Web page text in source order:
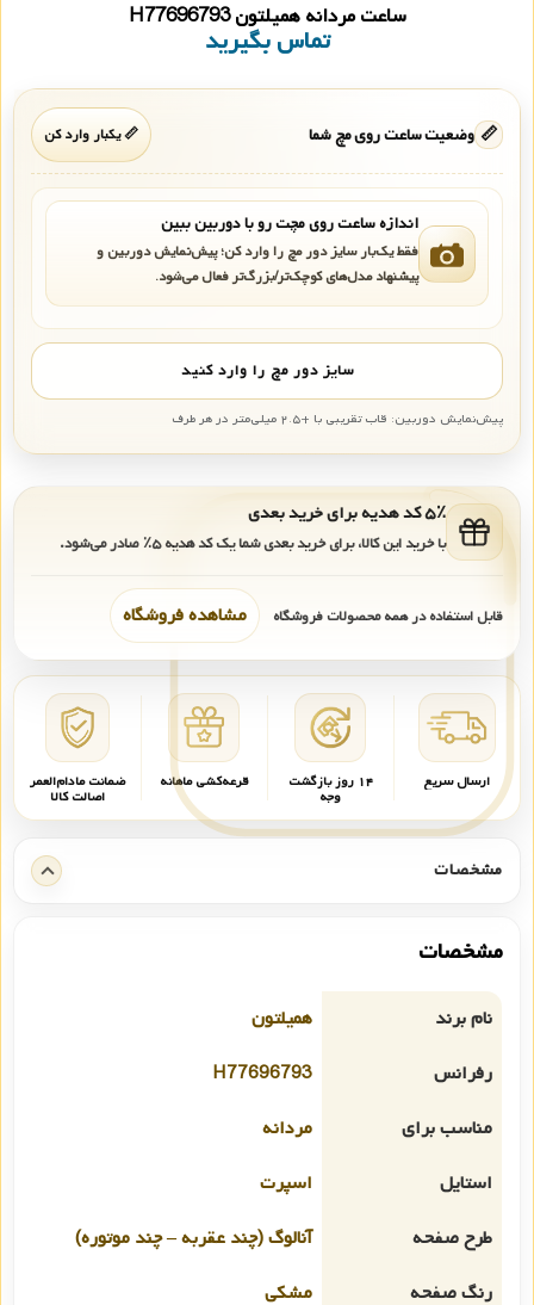
ساعت مردانه همیلتون H77696793
تماس بگیرید
📏 وضعیت ساعت روی مچ شما 📏 یکبار وارد کن
اندازه ساعت روی مچت رو با دوربین ببین
فقط یک‌بار سایز دور مچ را وارد کن؛ پیش‌نمایش دوربین و
پیشنهاد مدل‌های کوچک‌تر/بزرگ‌تر فعال می‌شود.
سایز دور مچ را وارد کنید
پیش‌نمایش دوربین: قاب تقریبی با +۲.۵ میلی‌متر در هر طرف
۵٪ کد هدیه برای خرید بعدی
با خرید این کالا، برای خرید بعدی شما یک کد هدیه۵٪ صادر می‌شود.
قابل استفاده در همه محصولات فروشگاه مشاهده فروشگاه
ارسال سریع ۱۴ روز بازگشت
وجه
قرعه‌کشی ماهانه ضمانت مادام‌العمر
اصالت کالا
مشخصات
مشخصات
نام برند
همیلتون
رفرانس
H77696793
مناسب برای
مردانه
استایل
اسپرت
طرح صفحه
آنالوگ (چند عقربه – چند موتوره)
رنگ صفحه
مشکی